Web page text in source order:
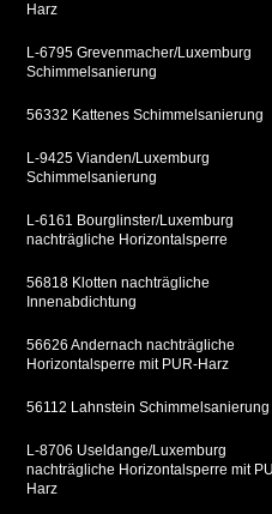
Harz
L-6795 Grevenmacher/Luxemburg
Schimmelsanierung
56332 Kattenes Schimmelsanierung
L-9425 Vianden/Luxemburg
Schimmelsanierung
L-6161 Bourglinster/Luxemburg
nachträgliche Horizontalsperre
56818 Klotten nachträgliche
Innenabdichtung
56626 Andernach nachträgliche
Horizontalsperre mit PUR-Harz
56112 Lahnstein Schimmelsanierung
L-8706 Useldange/Luxemburg
nachträgliche Horizontalsperre mit
Harz